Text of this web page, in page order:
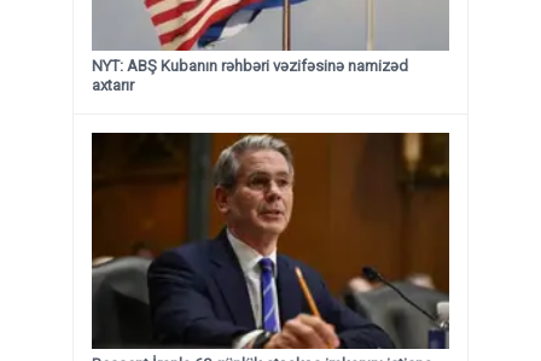
NYT: ABŞ Kubanın rəhbəri vəzifəsinə namizəd
axtarır